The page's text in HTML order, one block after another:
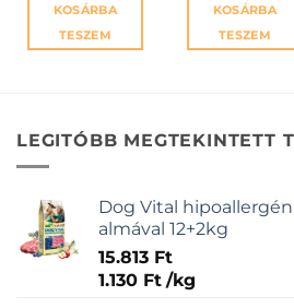
KOSÁRBA
TESZEM
KOSÁRBA
TESZEM
LEGITÓBB MEGTEKINTETT
Dog Vital
almával 12+2kg
15.813 Ft
1.130 Ft /kg